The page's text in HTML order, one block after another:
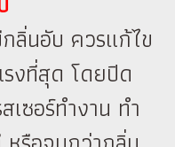
ลิ่นอับ ควรแก้ไข
งที่สุด โดยปิด
ซอร์ทำงาน ทำ